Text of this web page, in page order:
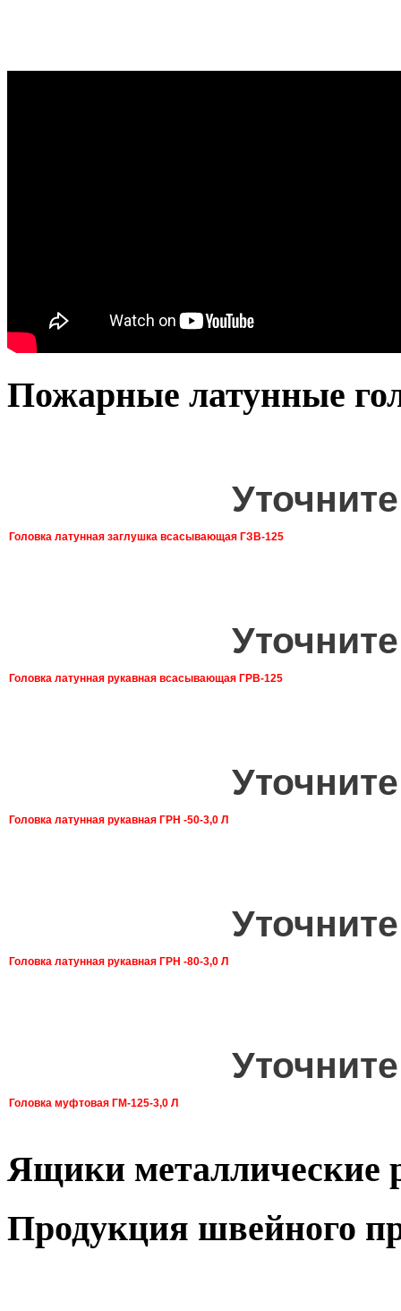
Пожарные латунные
Головка латунная заглушка всасывающая ГЗВ-125
Головка латунная рукавная всасывающая ГРВ-125
Головка латунная рукавная ГРН -50-3,0 Л
Головка латунная рукавная ГРН -80-3,0 Л
Головка муфтовая ГМ-125-3,0 Л
Ящики металлические
Продукция швейного